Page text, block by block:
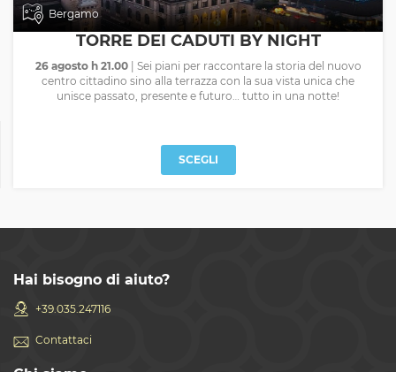
Bergamo
TORRE DEI CADUTI BY NIGHT
26 agosto h 21.00
| Sei piani per raccontare la storia del nuovo
centro cittadino sino alla terrazza con la sua vista unica che
unisce passato, presente e futuro… tutto in una notte!
SCEGLI
Hai bisogno di aiuto?
+39.035.247116
Contattaci